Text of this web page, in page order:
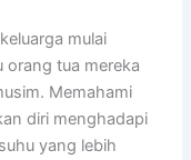
mulai
orang tua mereka
Memahami
diri menghadapi
yang lebih